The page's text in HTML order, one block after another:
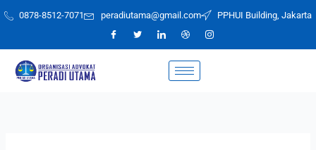
0878-8512-7071 peradiutama@gmail.com PPHUI Building, Jakarta